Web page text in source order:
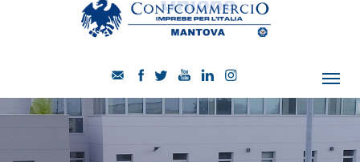
CHI SIAMO